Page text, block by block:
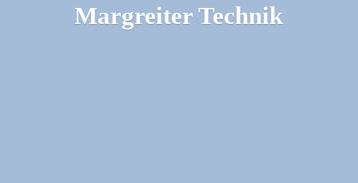
Margreiter Technik